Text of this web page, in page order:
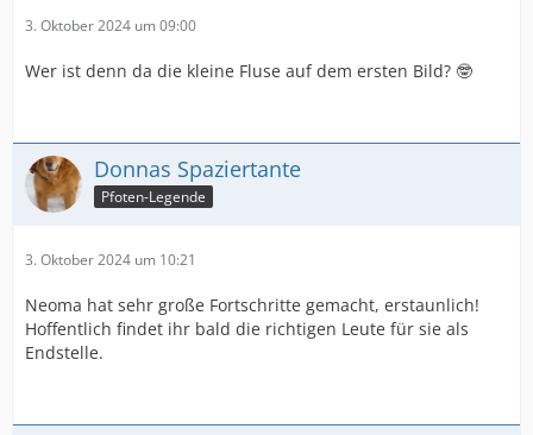
3. Oktober 2024 um 09:00
Wer ist denn da die kleine Fluse auf dem ersten Bild? 🤓
Donnas Spaziertante
Pfoten-Legende
3. Oktober 2024 um 10:21
Neoma hat sehr große Fortschritte gemacht, erstaunlich!
Hoffentlich findet ihr bald die richtigen Leute für sie als
Endstelle.